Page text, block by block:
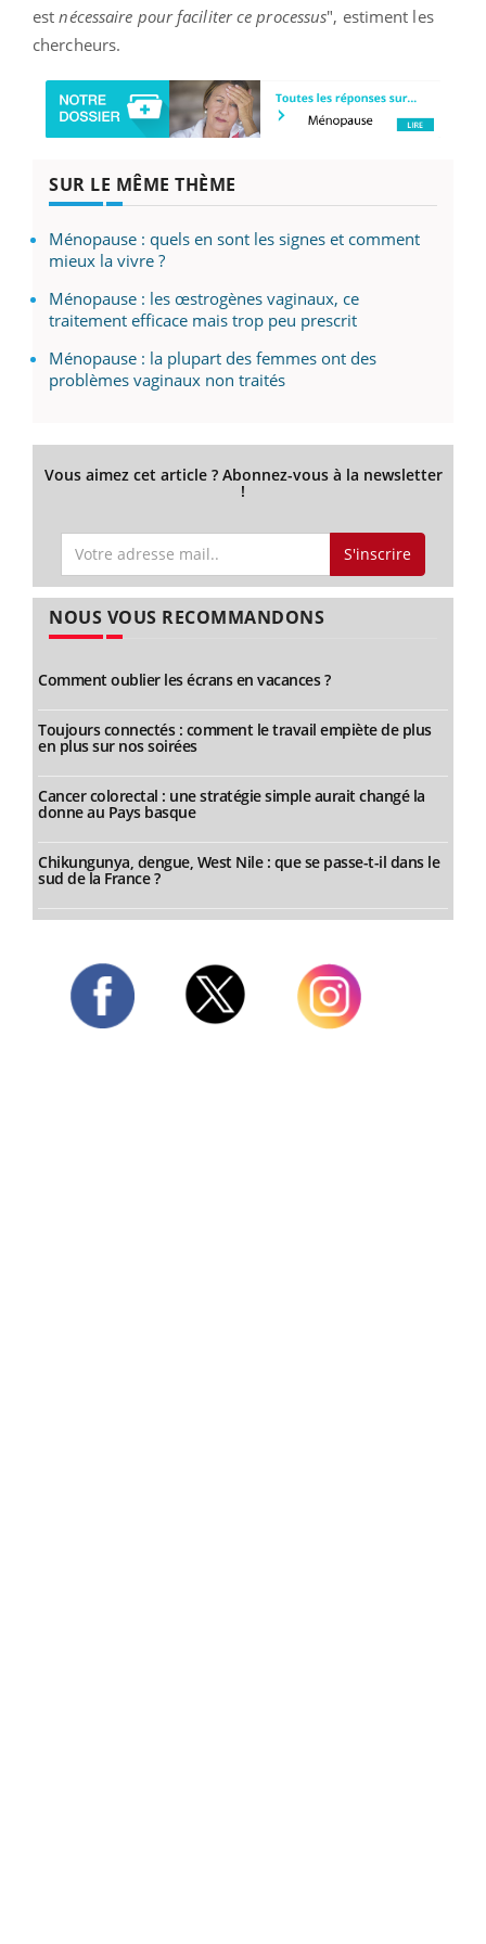
estnécessaire pour faciliter ce processus", estiment les
chercheurs.
SUR LE MÊME THÈME
Ménopause : quels en sont les signes et comment
mieux la vivre ?
Ménopause : les œstrogènes vaginaux, ce
traitement efficace mais trop peu prescrit
Ménopause : la plupart des femmes ont des
problèmes vaginaux non traités
Vous aimez cet article ? Abonnez-vous à la newsletter
!
S'inscrire
NOUS VOUS RECOMMANDONS
Comment oublier les écrans en vacances ?
Toujours connectés : comment le travail empiète de plus
en plus sur nos soirées
Cancer colorectal : une stratégie simple aurait changé la
donne au Pays basque
Chikungunya, dengue, West Nile : que se passe-t-il dans le
sud de la France ?